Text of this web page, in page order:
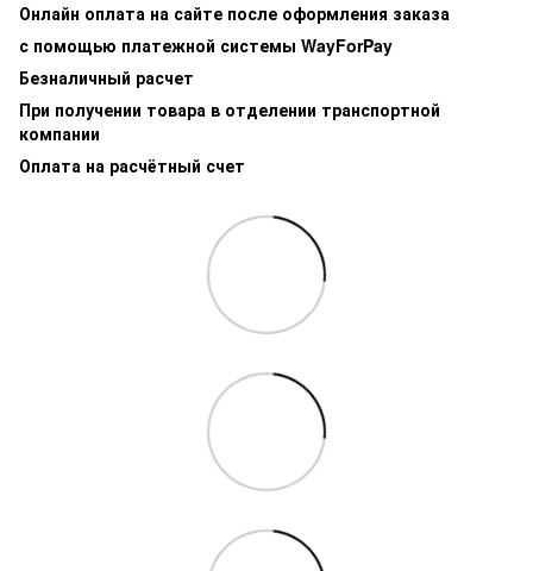
Онлайн оплата на сайте после оформления заказа
с помощью платежной системы WayForPay
Безналичный расчет
При получении товара в отделении транспортной
компании
Оплата на расчётный счет